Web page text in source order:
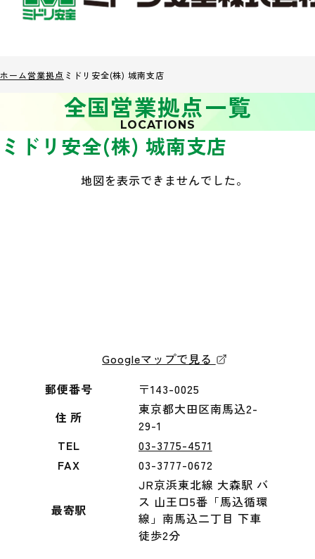
ホーム営業拠点 ミドリ安全(株) 城南支店
全国営業拠点一覧
LOCATIONS
ミドリ安全(株) 城南支店
地図を表示できませんでした。
Googleマップで見る
郵便番号
〒143-0025
住 所
東京都大田区南馬込2-
29-1
TEL
03-3775-4571
FAX
03-3777-0672
最寄駅
JR京浜東北線 大森駅 バ
ス 山王口5番「馬込循環
線」南馬込二丁目 下車
徒歩2分